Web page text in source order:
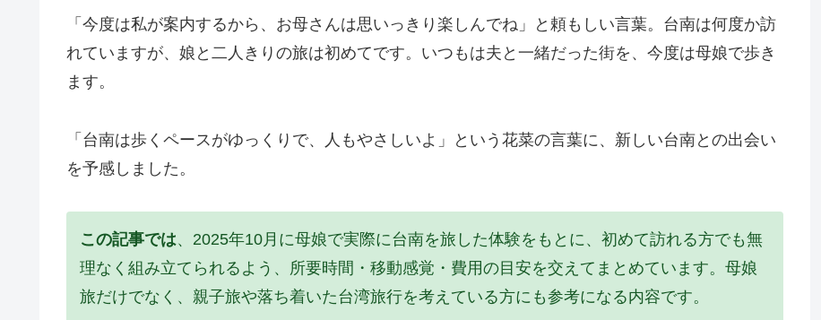
「今度は私が案内するから、お母さんは思いっきり楽しんでね」と頼もしい言葉。台南は何度か訪
れていますが、娘と二人きりの旅は初めてです。いつもは夫と一緒だった街を、今度は母娘で歩き
ます。
「台南は歩くペースがゆっくりで、人もやさしいよ」という花菜の言葉に、新しい台南との出会い
を予感しました。
この記事では、2025年10月に母娘で実際に台南を旅した体験をもとに、初めて訪れる方でも無
理なく組み立てられるよう、所要時間・移動感覚・費用の目安を交えてまとめています。母娘
旅だけでなく、親子旅や落ち着いた台湾旅行を考えている方にも参考になる内容です。